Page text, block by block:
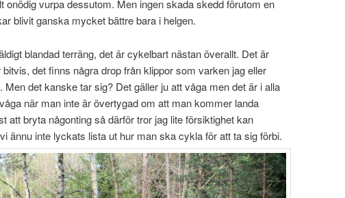
onödig vurpa dessutom. Men ingen skada skedd förutom en
blivit ganska mycket bättre bara i helgen.
blandad terräng, det är cykelbart nästan överallt. Det är
det finns några drop från klippor som varken jag eller
Men det kanske tar sig? Det gäller ju att våga men det är i alla
när man inte är övertygad om att man kommer landa
att bryta någonting så därför tror jag lite försiktighet kan
ännu inte lyckats lista ut hur man ska cykla för att ta sig förbi.